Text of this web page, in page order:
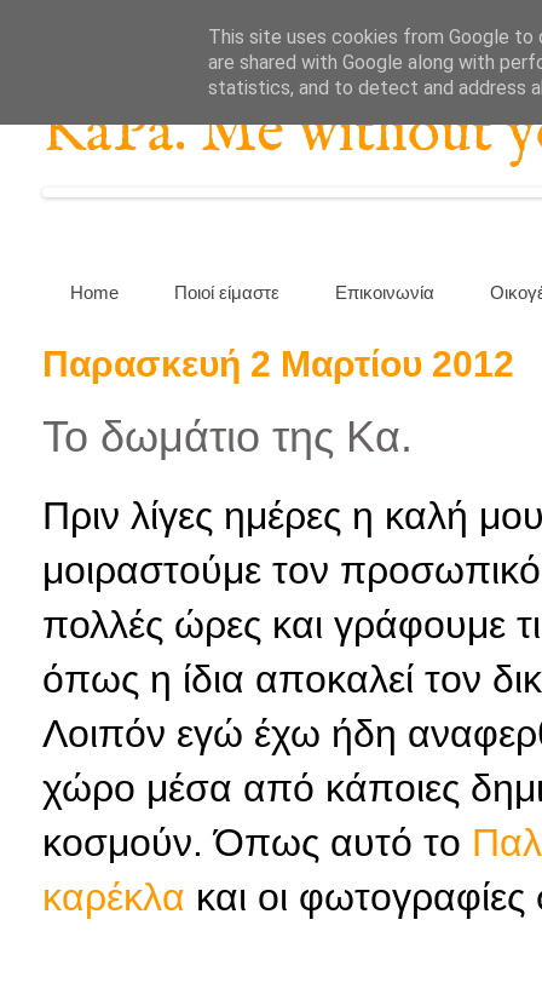
KaPa. Me without
Home Ποιοί είμαστε Επικοινωνία
Παρασκευή 2 Μαρτίου 2012
Το δωμάτιο της Κα.
Πριν λίγες ημέρες η καλή
μοιραστούμε τον
πολλές ώρες και γράφουμε
όπως η ίδια αποκαλεί τον
Λοιπόν εγώ έχω ήδη
χώρο μέσα από κάποιες
κοσμούν. Όπως αυτό το
καρέκλα και οι
This site uses cookies from Google to
are shared with Google along with
statistics, and to detect and address